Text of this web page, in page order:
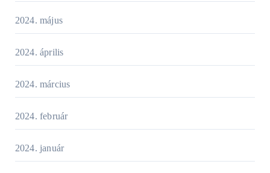
2024. május
2024. április
2024. március
2024. február
2024. január